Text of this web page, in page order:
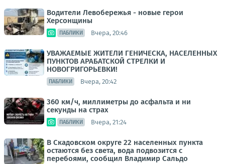
Водители Левобережья - новые герои
Херсонщины
ПАБЛИКИ Вчера, 20:46
УВАЖАЕМЫЕ ЖИТЕЛИ ГЕНИЧЕСКА, НАСЕЛЕННЫХ
ПУНКТОВ АРАБАТСКОЙ СТРЕЛКИ И
НОВОГРИГОРЬЕВКИ!
ПАБЛИКИ Вчера, 20:42
360 км/ч, миллиметры до асфальта и ни
секунды на страх
ПАБЛИКИ Вчера, 21:24
В Скадовском округе 22 населенных пункта
остаются без света, вода подвозится с
перебоями, сообщил Владимир Сальдо